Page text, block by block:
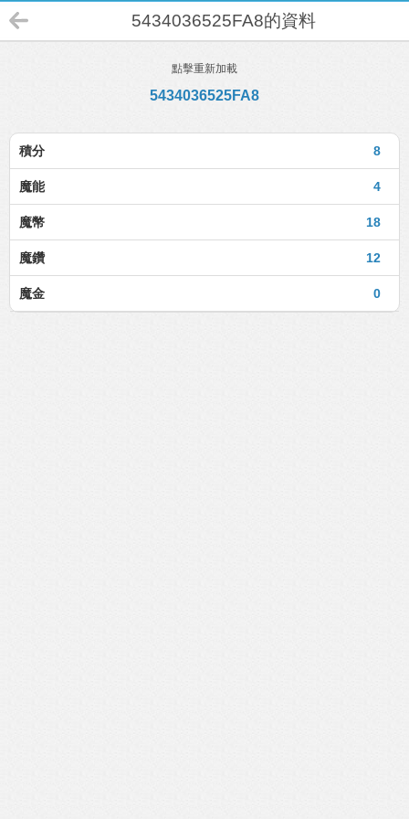
5434036525FA8的資料
點擊重新加載
5434036525FA8
8
積分
4
魔能
18
魔幣
12
魔鑽
0
魔金